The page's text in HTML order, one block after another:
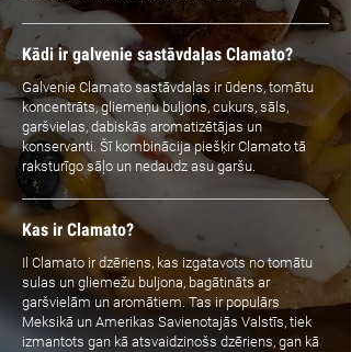
Kādi ir galvenie sastāvdaļas Clamato?
Galvenie Clamato sastāvdaļas ir ūdens, tomātu
koncentrāts, gliemeņu buljons, cukurs, sāls,
garšvielas, dabiskās aromatizētājas un
konservanti. Šī kombinācija piešķir Clamato tā
raksturīgo sāļo un nedaudz asu garšu.
Kas ir Clamato?
Il Clamato ir dzēriens, kas izgatavots no tomātu
sulas un gliemežu buljona, bagātināts ar
garšvielām un aromātiem. Tas ir populārs
Meksikā un Amerikas Savienotajās Valstīs, tiek
izmantots gan kā atsvaidzinošs dzēriens, gan kā